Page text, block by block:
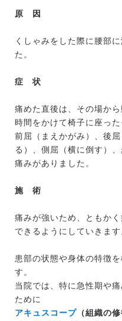
原 因
くしゃみをした際に腰部
た。
症 状
痛めた直後は、その場か
時間をかけて椅子に座った
前屈（まえかがみ）、後
る）、側屈（横に倒す）
痛みがありました。
施 術
痛みが強いため、ともか
できるようにしていきます
患部の状態や身体の特徴
す。
当院では、特に急性期や
ために
アキュスコープ （組織の